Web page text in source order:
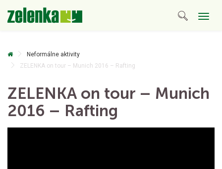
Neformálne aktivity
ZELENKA on tour – Munich 2016 – Rafting
ZELENKA on tour – Munich
2016 – Rafting